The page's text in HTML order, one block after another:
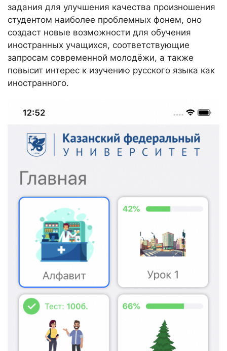
задания для улучшения качества произношения
студентом наиболее проблемных фонем, оно
создаст новые возможности для обучения
иностранных учащихся, соответствующие
запросам современной молодёжи, а также
повысит интерес к изучению русского языка как
иностранного.